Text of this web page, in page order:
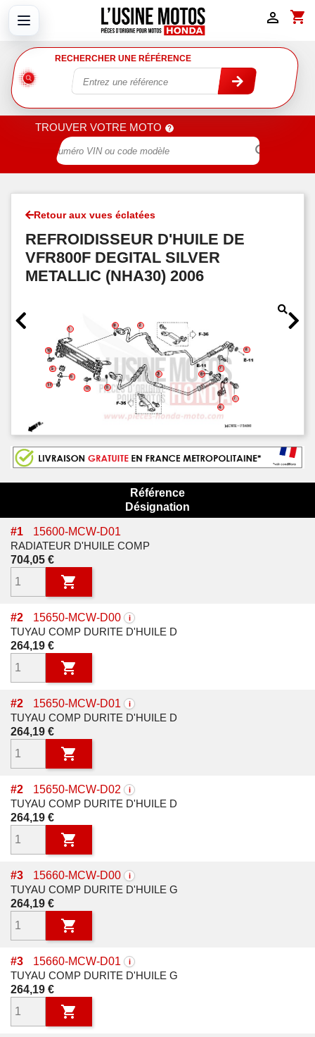
shopping_cart

RECHERCHER UNE RÉFÉRENCE
TROUVER VOTRE MOTO

Retour aux vues éclatées
REFROIDISSEUR D'HUILE DE
VFR800F DEGITAL SILVER
METALLIC (NHA30) 2006
Référence
Désignation
#1
15600-MCW-D01
RADIATEUR D'HUILE COMP
Prix
704,05 €

#2 15650-MCW-D00 i
TUYAU COMP DURITE D'HUILE D
Prix
264,19 €

#2 15650-MCW-D01 i
TUYAU COMP DURITE D'HUILE D
Prix
264,19 €

#2 15650-MCW-D02 i
TUYAU COMP DURITE D'HUILE D
Prix
264,19 €

#3 15660-MCW-D00 i
TUYAU COMP DURITE D'HUILE G
Prix
264,19 €

#3 15660-MCW-D01 i
TUYAU COMP DURITE D'HUILE G
Prix
264,19 €
